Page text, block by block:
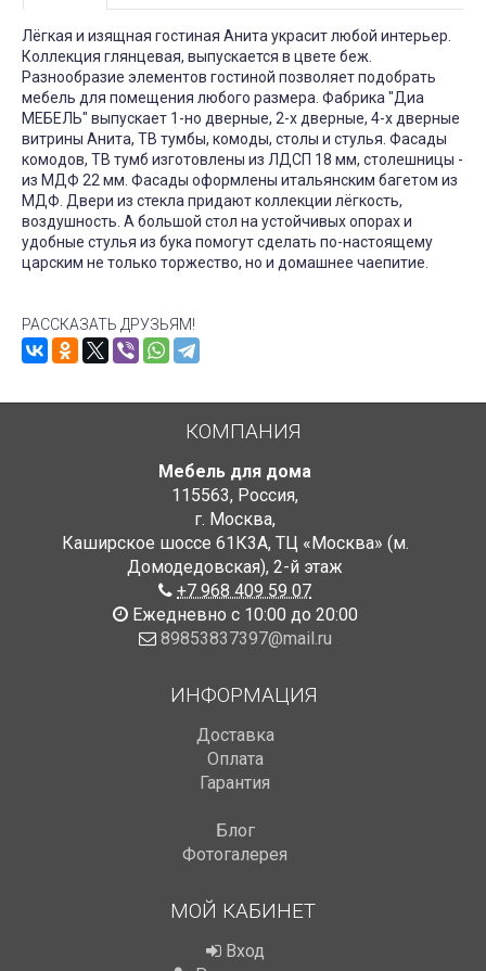
Лёгкая и изящная гостиная Анита украсит любой интерьер.
Коллекция глянцевая, выпускается в цвете беж.
Разнообразие элементов гостиной позволяет подобрать
мебель для помещения любого размера. Фабрика "Диа
МЕБЕЛЬ" выпускает 1-но дверные, 2-х дверные, 4-х дверные
витрины Анита, ТВ тумбы, комоды, столы и стулья. Фасады
комодов, ТВ тумб изготовлены из ЛДСП 18 мм, столешницы -
из МДФ 22 мм. Фасады оформлены итальянским багетом из
МДФ. Двери из стекла придают коллекции лёгкость,
воздушность. А большой стол на устойчивых опорах и
удобные стулья из бука помогут сделать по-настоящему
царским не только торжество, но и домашнее чаепитие.
РАССКАЗАТЬ ДРУЗЬЯМ!
КОМПАНИЯ
Мебель для дома
115563, Россия,
г. Москва,
Каширское шоссе 61К3А, ТЦ «Москва» (м.
Домодедовская), 2-й этаж
+7 968 409 59 07
Ежедневно с 10:00 до 20:00
89853837397@mail.ru
ИНФОРМАЦИЯ
Доставка
Оплата
Гарантия
Блог
Фотогалерея
МОЙ КАБИНЕТ
Вход